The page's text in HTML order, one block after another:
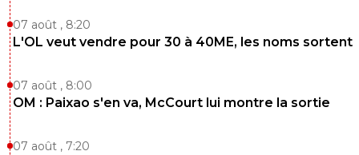
07 août , 8:20
L'OL veut vendre pour 30 à 40ME, les noms sortent
07 août , 8:00
OM : Paixao s'en va, McCourt lui montre la sortie
07 août , 7:20